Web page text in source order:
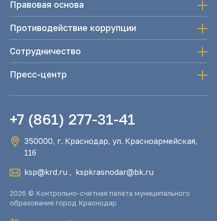
Правовая основа
Противодействие коррупции
Сотрудничество
Пресс-центр
+7 (861) 277-31-41
350000, г. Краснодар, ул. Красноармейская,
116
ksp@krd.ru , kspkrasnodar@bk.ru
2026 © Контрольно-счетная палата муниципального
образования город Краснодар